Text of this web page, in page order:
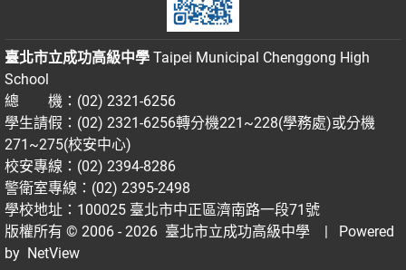
臺北市立成功高級中學 Taipei Municipal Chenggong High
School
總 機：(02) 2321-6256
學生請假：(02) 2321-6256轉分機221~228(學務處)或分機
271~275(校安中心)
校安專線：(02) 2394-8286
警衛室專線：(02) 2395-2498
學校地址：100025 臺北市中正區濟南路一段71號
版權所有 © 2006 - 2026 臺北市立成功高級中學
| Powered
by NetView